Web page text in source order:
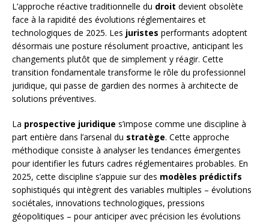
L’approche réactive traditionnelle du droit devient obsolète
face à la rapidité des évolutions réglementaires et
technologiques de 2025. Les juristes performants adoptent
désormais une posture résolument proactive, anticipant les
changements plutôt que de simplement y réagir. Cette
transition fondamentale transforme le rôle du professionnel
juridique, qui passe de gardien des normes à architecte de
solutions préventives.
La prospective juridique s’impose comme une discipline à
part entière dans l’arsenal du stratège. Cette approche
méthodique consiste à analyser les tendances émergentes
pour identifier les futurs cadres réglementaires probables. En
2025, cette discipline s’appuie sur des modèles prédictifs
sophistiqués qui intègrent des variables multiples – évolutions
sociétales, innovations technologiques, pressions
géopolitiques – pour anticiper avec précision les évolutions